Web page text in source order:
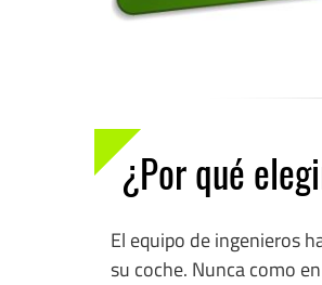
¿Por qué
El equipo de ingenieros
su coche. Nunca como